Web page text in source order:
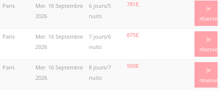
Paris
Mer. 16 Septembre
2026
6 jours/5
nuits
781€
Je
réserve
Paris
Mer. 16 Septembre
2026
7 jours/6
nuits
875€
Je
réserve
Paris
Mer. 16 Septembre
2026
8 jours/7
nuits
990€
Je
réserve